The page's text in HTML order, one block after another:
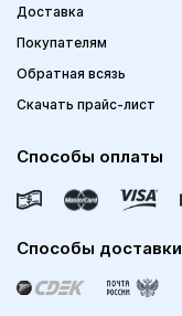
Доставка
Покупателям
Обратная всязь
Скачать прайс-лист
Способы оплаты
Способы доставки